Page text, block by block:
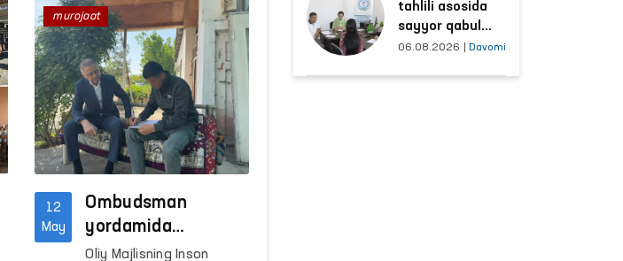
tushdi.
12
May
Ombudsman
yordamida
fuqarolarning
Oliy Majlisning Inson
murojaat
tahlili asosida
sayyor qabul
o‘tkaziladigan
06.08.2026 Davomi